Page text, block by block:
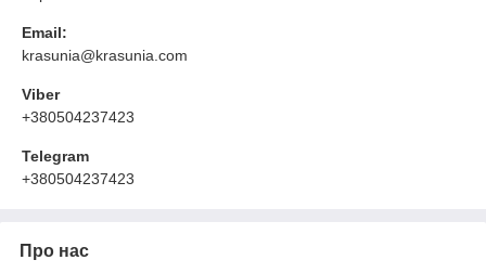
Email:
krasunia@krasunia.com
Viber
+380504237423
Telegram
+380504237423
Про нас